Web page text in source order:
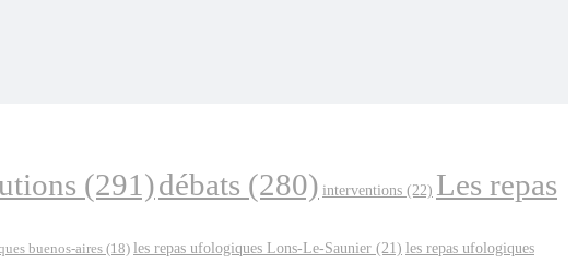
(291)débats (280) interventions (22) Les repas
buenos-aires (18) les repas ufologiques Lons-Le-Saunier (21) les repas ufologiques